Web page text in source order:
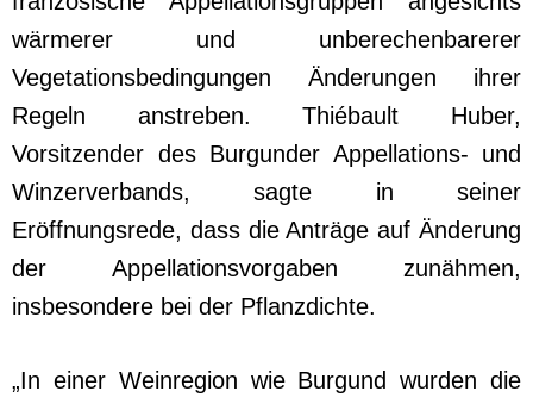
wärmerer und unberechenbarerer
Vegetationsbedingungen Änderungen ihrer
Regeln anstreben. Thiébault Huber,
Vorsitzender des Burgunder Appellations- und
Winzerverbands, sagte in seiner
Eröffnungsrede, dass die Anträge auf Änderung
der Appellationsvorgaben zunähmen,
insbesondere bei der Pflanzdichte.
„In einer Weinregion wie Burgund wurden die